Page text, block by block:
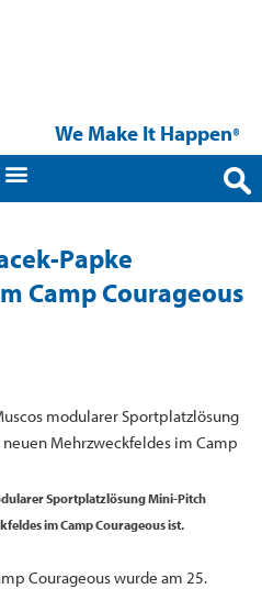
We Make It Happen®
Papke
Camp Courageous
Sportplatzlösung Mini-Pitch
im Camp Courageous ist.
Courageous wurde am 25.